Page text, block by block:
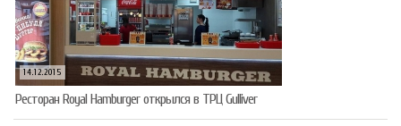
14.12.2015
Ресторан Royal Hamburger открылся в ТРЦ Gulliver